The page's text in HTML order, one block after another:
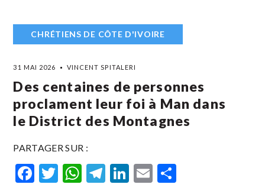
CHRÉTIENS DE CÔTE D'IVOIRE
31 MAI 2026 VINCENT SPITALERI
Des centaines de personnes
proclament leur foi à Man dans
le District des Montagnes
PARTAGER SUR :
Facebook
Twitter
WhatsApp
Telegram
LinkedIn
Email